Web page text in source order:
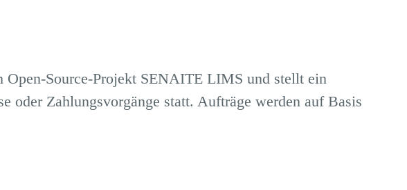
Source-Projekt SENAITE LIMS und stellt ein
oder Zahlungsvorgänge statt. Aufträge werden auf Basis